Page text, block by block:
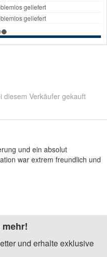
diesem Verkäufer gekauft
und ein absolut
war extrem freundlich und
und erhalte exklusive